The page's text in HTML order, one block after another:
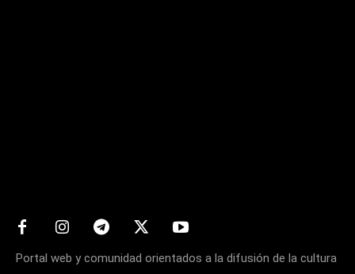
Portal web y comunidad orientados a la difusión de la cultura